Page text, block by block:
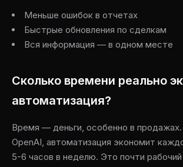
Меньше ошибок в отчетах
Быстрые обновления по сделкам
Вся информация — в одном месте
Сколько времени реально
автоматизация?
Время — деньги, особенно в
OpenAI, автоматизация экономит
5-6 часов в неделю. Это почти